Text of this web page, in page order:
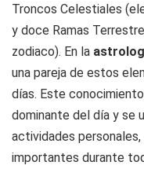
Troncos Celestiales
y doce Ramas
zodiaco). En la
una pareja de estos
días. Este
dominante del día y se
actividades
importantes durante